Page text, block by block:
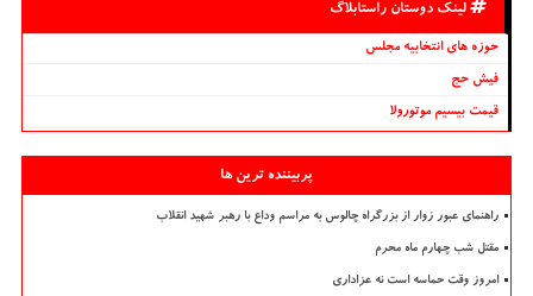
لینک دوستان راستابلاگ
حوزه های انتخابیه مجلس
فیش حج
قیمت بیسیم موتورولا
پربیننده ترین ها
راهنمای عبور زوار از بزرگراه چالوس به مراسم وداع با رهبر شهید انقلاب
مقتل شب چهارم ماه محرم
امروز وقت حماسه است نه عزاداری